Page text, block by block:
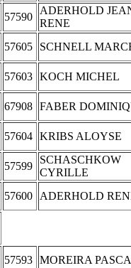
57590
ADERHOLD
RENE
57605
SCHNELL
57603 KOCH MICHEL
67908 FABER
57604 KRIBS ALOYSE
57599
SCHASCHKOW
CYRILLE
57600 ADERHOLD
57593 MOREIRA